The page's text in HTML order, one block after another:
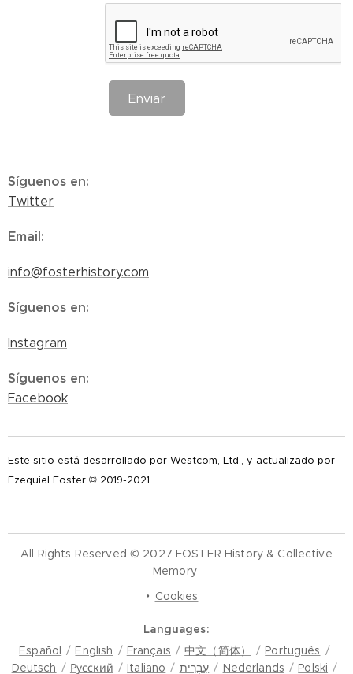
Enviar
Síguenos en:
Twitter
Email:
info@fosterhistory.com
Síguenos en:
Instagram
Síguenos en:
Facebook
Este sitio está desarrollado por Westcom, Ltd., y actualizado por
Ezequiel Foster © 2019-2021.
All Rights Reserved © 2027 FOSTER History & Collective
Memory
Cookies
Languages
Español
English Français 中文（简体）
Português
Deutsch
Русский Italiano עִבְרִית Nederlands Polski